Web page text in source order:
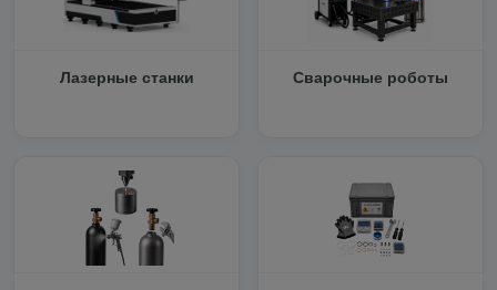
Лазерные станки Сварочные роботы